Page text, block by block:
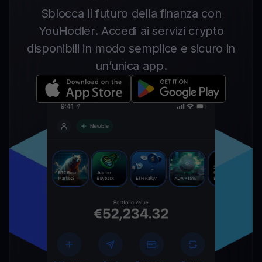
Sblocca il futuro della finanza con
YouHodler. Accedi ai servizi crypto
disponibili in modo semplice e sicuro in
un’unica app.